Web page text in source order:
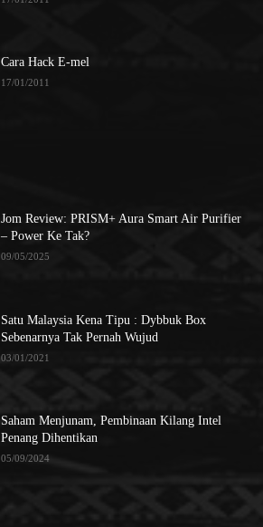
Cara Hack E-mel
17/01/2011
Jom Review: PRISM+ Aura Smart Air Purifier
– Power Ke Tak?
09/05/2025
Satu Malaysia Kena Tipu : Dybbuk Box
Sebenarnya Tak Pernah Wujud
03/01/2021
Saham Menjunam, Pembinaan Kilang Intel
Penang Dihentikan
05/09/2024